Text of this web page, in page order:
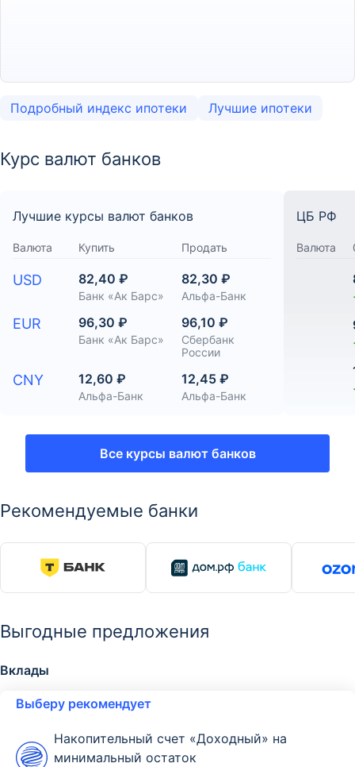
Подробный индекс ипотеки Лучшие ипотеки
Курс валют банков
Лучшие курсы валют банков
Валюта Купить Продать
USD 82,40 ₽
Банк «Ак Барс»
82,30 ₽
Альфа-Банк
EUR 96,30 ₽
Банк «Ак Барс»
96,10 ₽
Сбербанк
России
CNY 12,60 ₽
Альфа-Банк
12,45 ₽
Альфа-Банк
ЦБ РФ
Валюта
Все курсы валют банков
Рекомендуемые банки
Выгодные предложения
Вклады
Выберу рекомендует
Накопительный счет «Доходный» на
минимальный остаток